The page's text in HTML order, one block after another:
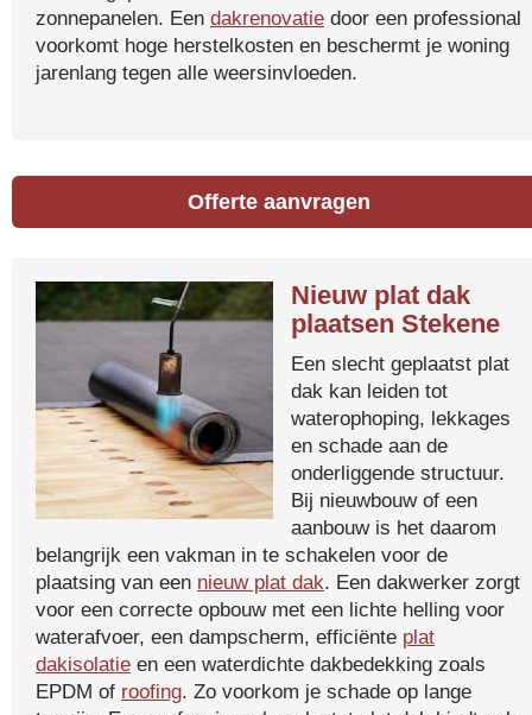
zonnepanelen. Een dakrenovatie door een professional
voorkomt hoge herstelkosten en beschermt je woning
jarenlang tegen alle weersinvloeden.
Offerte aanvragen
Nieuw plat dak
plaatsen Stekene
Een slecht geplaatst plat
dak kan leiden tot
waterophoping, lekkages
en schade aan de
onderliggende structuur.
Bij nieuwbouw of een
aanbouw is het daarom
belangrijk een vakman in te schakelen voor de
plaatsing van een nieuw plat dak. Een dakwerker zorgt
voor een correcte opbouw met een lichte helling voor
waterafvoer, een dampscherm, efficiënte plat
dakisolatie en een waterdichte dakbedekking zoals
EPDM of roofing. Zo voorkom je schade op lange